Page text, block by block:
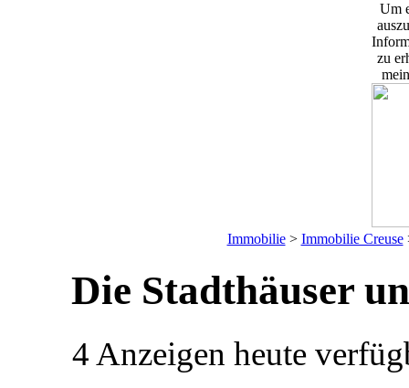
Um
zu
Immobilie> Immobilie Creuse
Die Stadthäuser
4 Anzeigen heute